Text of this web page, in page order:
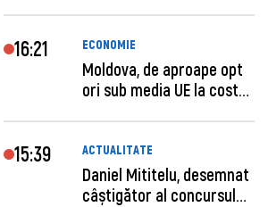
16:21 ECONOMIE
Moldova, de aproape opt
ori sub media UE la costul
15:39 ACTUALITATE
Daniel Mititelu, desemnat
câștigător al concursului